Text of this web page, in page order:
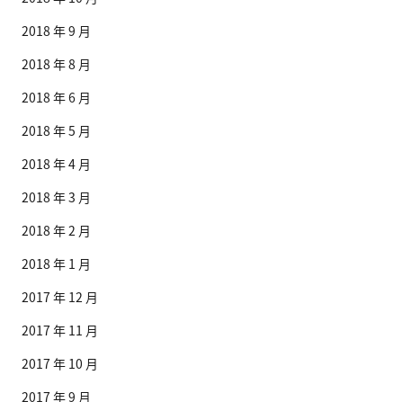
2018 年 9 月
2018 年 8 月
2018 年 6 月
2018 年 5 月
2018 年 4 月
2018 年 3 月
2018 年 2 月
2018 年 1 月
2017 年 12 月
2017 年 11 月
2017 年 10 月
2017 年 9 月